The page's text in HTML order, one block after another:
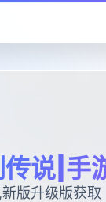
说|手
版升级版获取